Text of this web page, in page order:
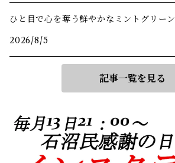
ひと目で心を奪う鮮やかなミントグリーン
2026/8/5
記事一覧を見る